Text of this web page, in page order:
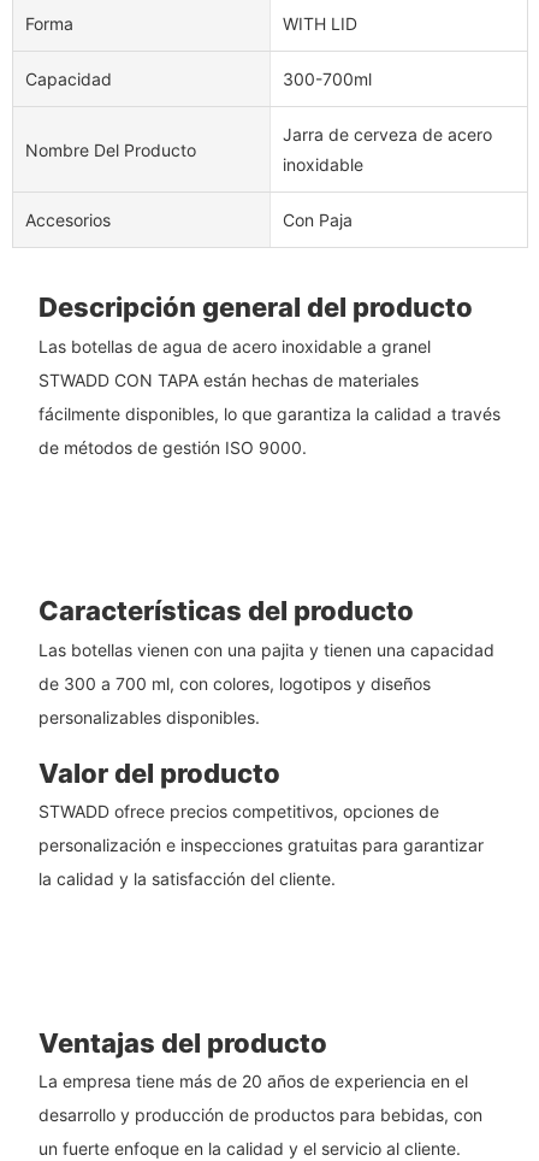
Forma WITH LID
Capacidad 300-700ml
Nombre Del Producto
Jarra de cerveza de acero
inoxidable
Accesorios Con Paja
Descripción general del producto
Las botellas de agua de acero inoxidable a granel
STWADD CON TAPA están hechas de materiales
fácilmente disponibles, lo que garantiza la calidad a través
de métodos de gestión ISO 9000.
Características del producto
Las botellas vienen con una pajita y tienen una capacidad
de 300 a 700 ml, con colores, logotipos y diseños
personalizables disponibles.
Valor del producto
STWADD ofrece precios competitivos, opciones de
personalización e inspecciones gratuitas para garantizar
la calidad y la satisfacción del cliente.
Ventajas del producto
La empresa tiene más de 20 años de experiencia en el
desarrollo y producción de productos para bebidas, con
un fuerte enfoque en la calidad y el servicio al cliente.